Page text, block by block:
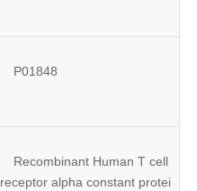
P01848
Recombinant Human T cell
receptor alpha constant protei